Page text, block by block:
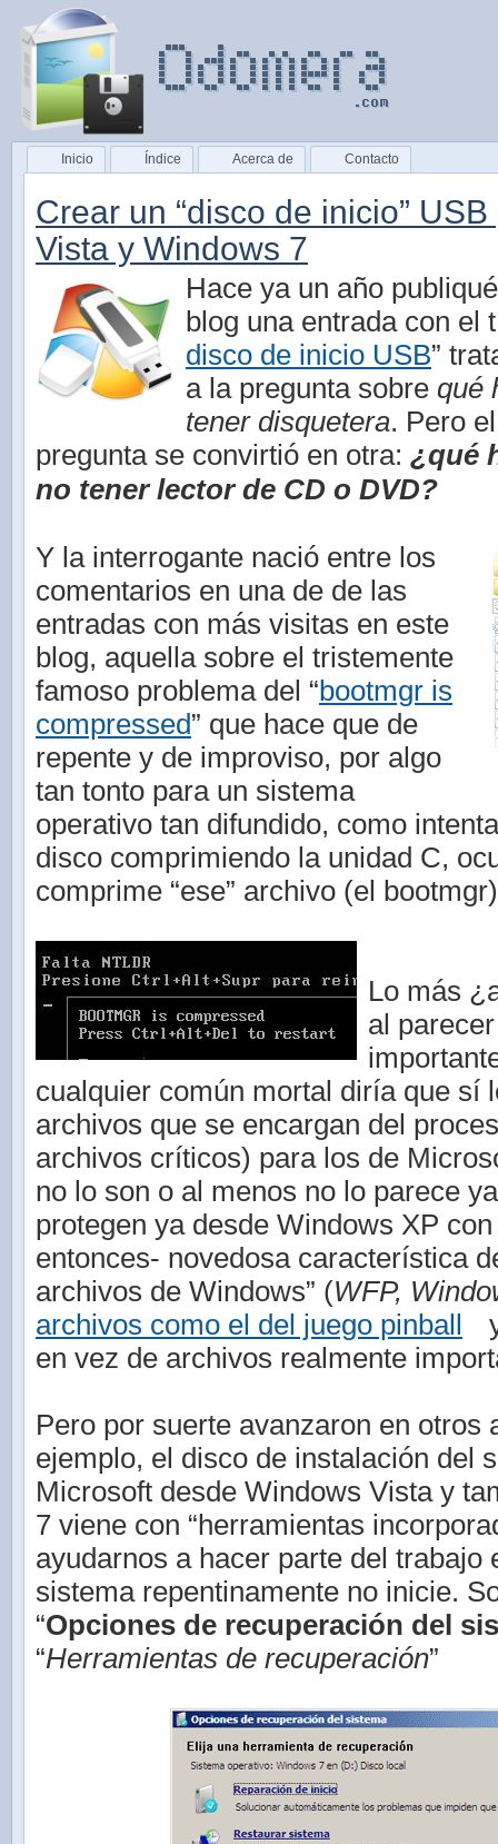
Inicio Índice Acerca de Contacto
Crear un “disco de inicio”
Vista y Windows 7
Hace ya un año
blog una entrada con el
disco de inicio USB”
a la pregunta sobre qué
tener disquetera. Pero
pregunta se convirtió en otra: ¿qué
no tener lector de CD o DVD?
Y la interrogante nació entre los
comentarios en una de de las
entradas con más visitas en este
blog, aquella sobre el tristemente
famoso problema del “bootmgr is
compressed” que hace que de
repente y de improviso, por algo
tan tonto para un sistema
operativo tan difundido, como
disco comprimiendo la unidad C,
comprime “ese” archivo (el
Lo más
al
cualquier común mortal diría que sí
archivos que se encargan del
archivos críticos) para los de
no lo son o al menos no lo parece
protegen ya desde Windows XP
entonces- novedosa característica
archivos de Windows” (WFP,
archivos como el del juego pinball
en vez de archivos realmente
Pero por suerte avanzaron en otros
ejemplo, el disco de instalación del
Microsoft desde Windows Vista y
7 viene con “herramientas
ayudarnos a hacer parte del trabajo
sistema repentinamente no inicie.
“Opciones de recuperación del
“Herramientas de recuperación”